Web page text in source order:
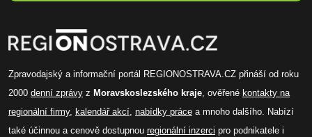
Zpravodajský a informační portál REGIONOSTRAVA.CZ přináší od roku
2000 denní zprávy z Moravskoslezského kraje, ověřené kontakty na
regionální firmy, kalendář akcí, nabídky práce a mnoho dalšího. Nabízí
také účinnou a cenově dostupnou regionální inzerci pro podnikatele i